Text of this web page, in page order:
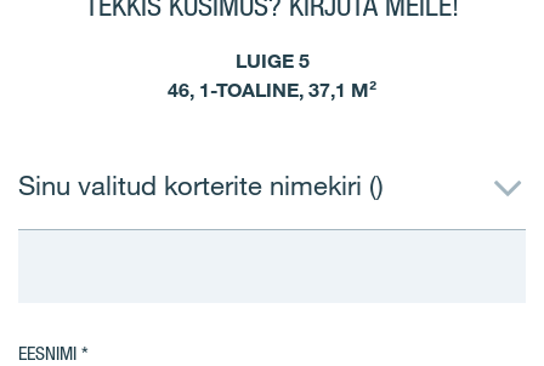
LUIGE 5
46, 1-TOALINE, 37,1 M²
Sinu valitud korterite nimekiri ()
EESNIMI